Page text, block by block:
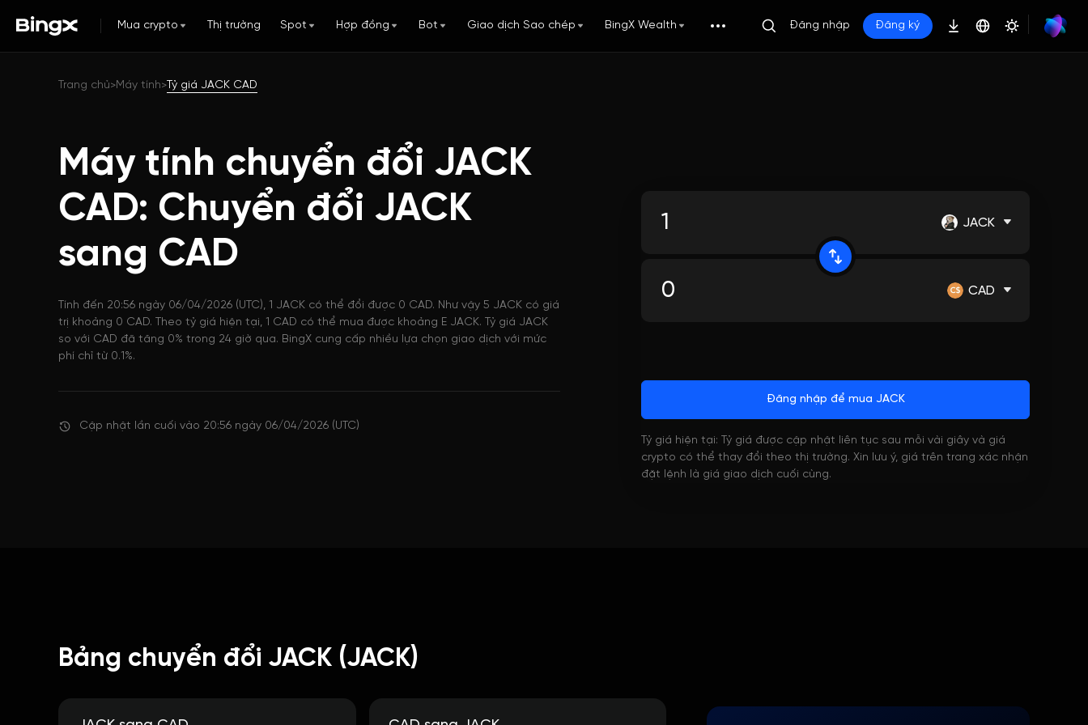
Mua crypto Thị trường Spot Hợp đồng Bot Giao dịch Sao chép BingX Wealth Đăng nhập Đăng ký
Trang chủ>Máy tính> Tỷ giá JACK CAD
Máy tính chuyển đổi JACK
CAD: Chuyển đổi JACK
sang CAD
Tính đến 20:56 ngày 06/04/2026 (UTC), 1 JACK có thể đổi được 0 CAD. Như vậy 5 JACK có giá
trị khoảng 0 CAD. Theo tỷ giá hiện tại, 1 CAD có thể mua được khoảng E JACK. Tỷ giá JACK
so với CAD đã tăng 0% trong 24 giờ qua. BingX cung cấp nhiều lựa chọn giao dịch với mức
phí chỉ từ 0.1%.
Cập nhật lần cuối vào 20:56 ngày 06/04/2026 (UTC)
JACK
CAD
Đăng nhập để mua JACK
Tỷ giá hiện tại: Tỷ giá được cập nhật liên tục sau mỗi vài giây và giá
crypto có thể thay đổi theo thị trường. Xin lưu ý, giá trên trang xác nhận
đặt lệnh là giá giao dịch cuối cùng.
Bảng chuyển đổi JACK (JACK)